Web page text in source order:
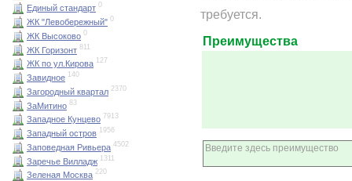
Единый стандарт 0
ЖК "Левобережный" 0
ЖК Высоково 0
ЖК Горизонт 811
ЖК по ул.Кирова 127
Завидное 140
Загородный квартал 2370
ЗаМитино 83
Западное Кунцево 7913
Западный остров 1956
Заповедная Ривьера 4502
Заречье Вилладж 1311
Зеленая Москва 220
требуется.
Преимущества